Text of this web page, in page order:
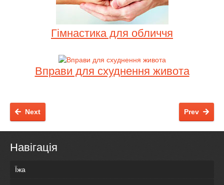
Гімнастика для обличчя
Вправи для схуднення живота
Prev
Next
Навігація
Їжа